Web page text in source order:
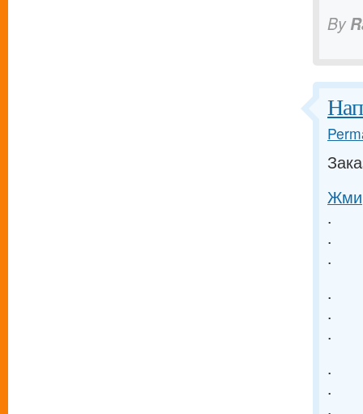
By
.
.
.
.
.
.
.
.
.